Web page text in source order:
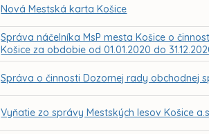
Nová Mestská karta Košice
Správa náčelníka MsP mesta Košice o
Košice za obdobie od 01.01.2020 do
Správa o činnosti Dozornej rady obchodnej
Vyňatie zo správy Mestských lesov Košice